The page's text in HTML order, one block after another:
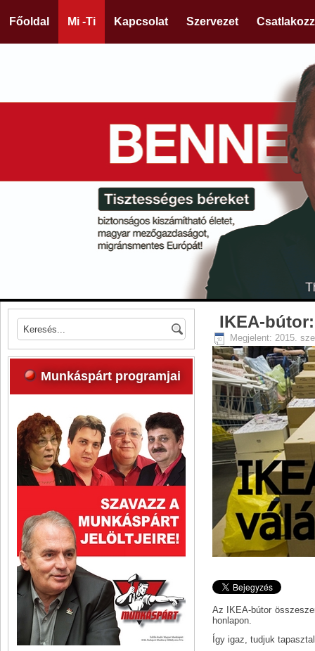
Főoldal Mi -Ti Kapcsolat Szervezet Csatlakozz
Munkáspárt programjai
IKEA-
Megjelent: 2015.
Az IKEA-bútor
honlapon.
Így igaz, tudjuk